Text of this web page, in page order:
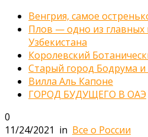
Венгрия, самое
Плов — одно из
Узбекистана
Королевский
Старый город Бодрума и
Вилла Аль Капоне
ГОРОД БУДУЩЕГО В ОАЭ
0
11/24/2021 in Все о России